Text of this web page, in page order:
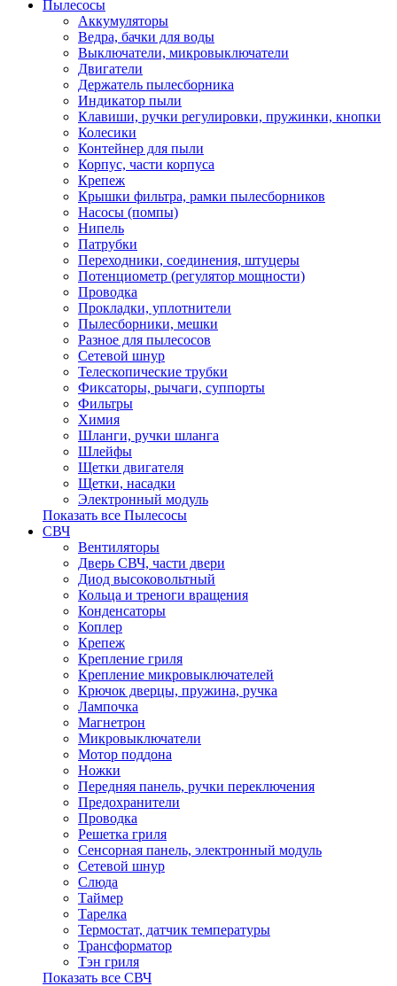
Пылесосы
Аккумуляторы
Ведра, бачки для воды
Выключатели, микровыключатели
Двигатели
Держатель пылесборника
Индикатор пыли
Клавиши, ручки регулировки, пружинки, кнопки
Колесики
Контейнер для пыли
Корпус, части корпуса
Крепеж
Крышки фильтра, рамки пылесборников
Насосы (помпы)
Нипель
Патрубки
Переходники, соединения, штуцеры
Потенциометр (регулятор мощности)
Проводка
Прокладки, уплотнители
Пылесборники, мешки
Разное для пылесосов
Сетевой шнур
Телескопические трубки
Фиксаторы, рычаги, суппорты
Фильтры
Химия
Шланги, ручки шланга
Шлейфы
Щетки двигателя
Щетки, насадки
Электронный модуль
Показать все Пылесосы
СВЧ
Вентиляторы
Дверь СВЧ, части двери
Диод высоковольтный
Кольца и треноги вращения
Конденсаторы
Коплер
Крепеж
Крепление гриля
Крепление микровыключателей
Крючок дверцы, пружина, ручка
Лампочка
Магнетрон
Микровыключатели
Мотор поддона
Ножки
Передняя панель, ручки переключения
Предохранители
Проводка
Решетка гриля
Сенсорная панель, электронный модуль
Сетевой шнур
Слюда
Таймер
Тарелка
Термостат, датчик температуры
Трансформатор
Тэн гриля
Показать все СВЧ